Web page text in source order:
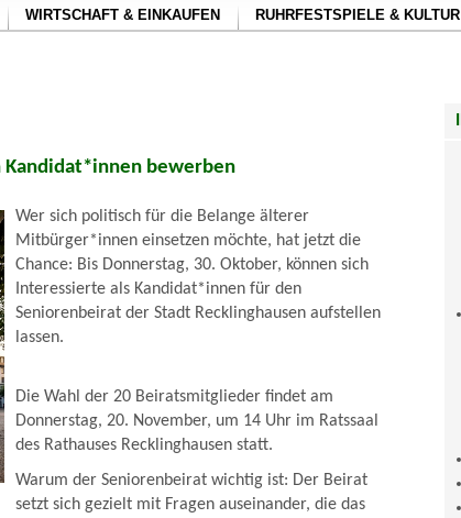
WIRTSCHAFT & EINKAUFEN RUHRFESTSPIELE & KULTUR
Kandidat*innen bewerben
Wer sich politisch für die Belange älterer
Mitbürger*innen einsetzen möchte, hat jetzt die
Chance: Bis Donnerstag, 30. Oktober, können sich
Interessierte als Kandidat*innen für den
Seniorenbeirat der Stadt Recklinghausen aufstellen
lassen.
Die Wahl der 20 Beiratsmitglieder findet am
Donnerstag, 20. November, um 14 Uhr im Ratssaal
des Rathauses Recklinghausen statt.
Warum der Seniorenbeirat wichtig ist: Der Beirat
setzt sich gezielt mit Fragen auseinander, die das